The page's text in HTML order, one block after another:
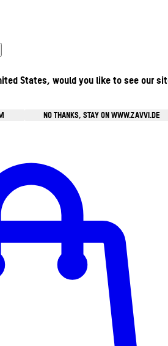
States, would you like to see our
NO THANKS, STAY ON WWW.ZAVVI.DE